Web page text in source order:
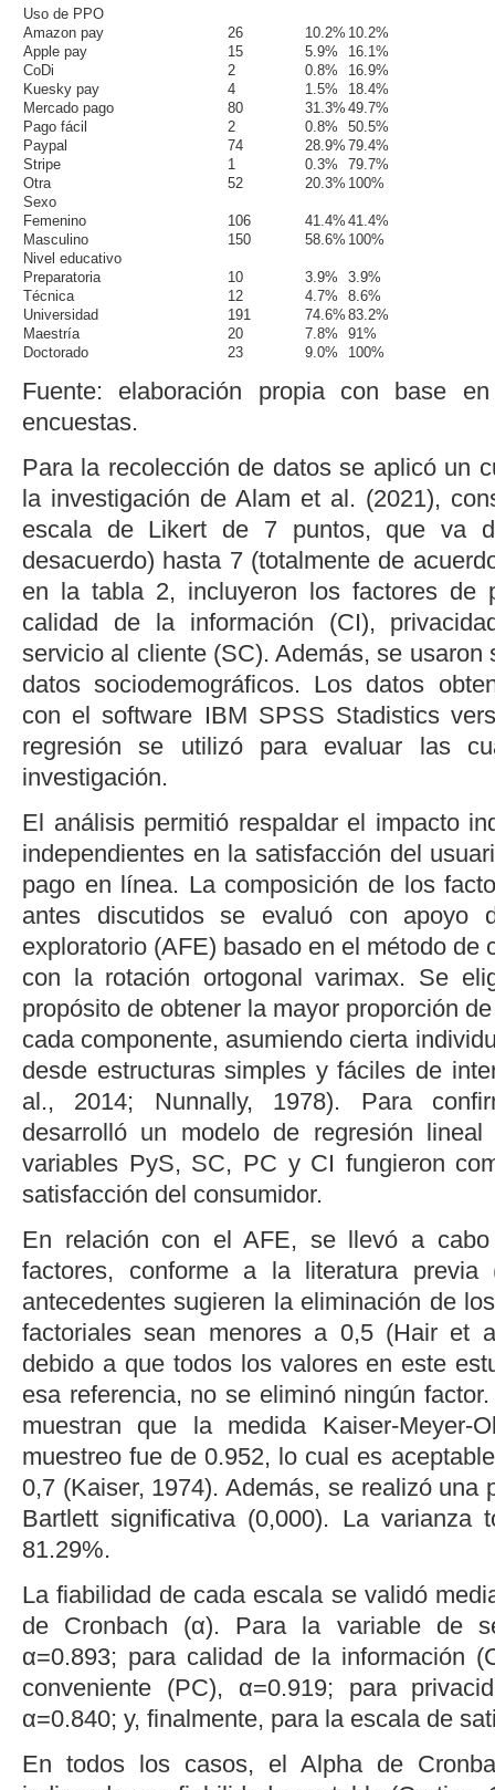
Uso de PPO
Amazon pay
26 10.2% 10.2%
Apple pay
15 5.9%
16.1%
CoDi
2 0.8%
16.9%
Kuesky pay
4 1.5%
18.4%
Mercado pago
80 31.3% 49.7%
Pago fácil
2 0.8%
50.5%
Paypal
74 28.9% 79.4%
Stripe
1 0.3%
79.7%
Otra
52 20.3% 100%
Sexo
Femenino
106 41.4% 41.4%
Masculino
150 58.6% 100%
Nivel educativo
Preparatoria
10 3.9%
3.9%
Técnica
12 4.7%
8.6%
Universidad
191 74.6% 83.2%
Maestría
20 7.8%
91%
Doctorado
23 9.0% 100%
Fuente: elaboración propia con base
encuestas.
Para la recolección de datos se aplicó un
la investigación de Alam et al. (2021),
escala de Likert de 7 puntos, que va
desacuerdo) hasta 7 (totalmente de
en la tabla 2, incluyeron los factores de
calidad de la información (CI),
servicio al cliente (SC). Además, se usaron
datos sociodemográficos. Los datos
con elsoftware IBM SPSS Stadistics
regresión se utilizó para evaluar las
investigación.
El análisis permitió respaldar el impacto
independientes en la satisfacción del
pago en línea. La composición de los
antes discutidos se evaluó con apoyo
exploratorio (AFE) basado en el método de
con la rotación ortogonal varimax. Se
propósito de obtener la mayor proporción
cada componente, asumiendo cierta
desde estructuras simples y fáciles de
al., 2014; Nunnally, 1978). Para
desarrolló un modelo de regresión
variables PyS, SC, PC y CI fungieron
satisfacción del consumidor.
En relación con el AFE, se llevó a
factores, conforme a la literatura
antecedentes sugieren la eliminación de
factoriales sean menores a 0,5 (Hair et
debido a que todos los valores en este
esa referencia, no se eliminó ningún
muestran que la medida Kaiser-Meyer-
muestreo fue de 0.952, lo cual es
0,7 (Kaiser, 1974). Además, se realizó una
Bartlett significativa (0,000). La varianza
81.29%.
La fiabilidad de cada escala se validó
de Cronbach (α). Para la variable de
α=0.893; para calidad de la información
conveniente (PC), α=0.919; para
α=0.840; y, finalmente, para la escala de
En todos los casos, el Alpha de